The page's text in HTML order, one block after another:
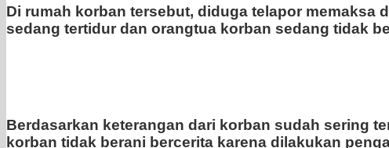
Di rumah korban tersebut, diduga telapor memaksa
sedang tertidur dan orangtua korban sedang tidak
Berdasarkan keterangan dari korban sudah sering
korban tidak berani bercerita karena dilakukan